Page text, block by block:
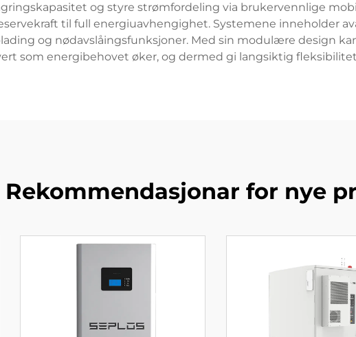
og styre strømfordeling via brukervennlige
til full energiuavhengighet. Systemene inneholder
og nødavslåingsfunksjoner. Med sin modulære design
som energibehovet øker, og dermed gi langsiktig
Rekommendasjonar for nye